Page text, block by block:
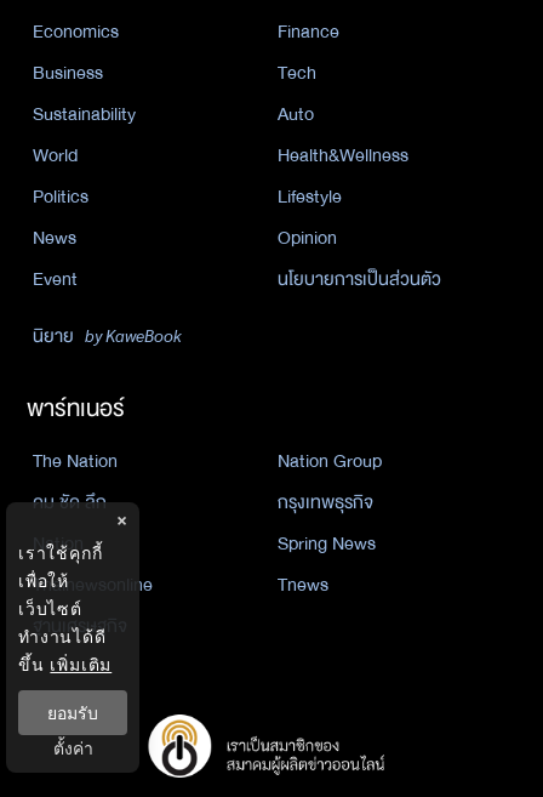
Economics
Finance
Business
Tech
Sustainability
Auto
World
Health&Wellness
Politics
Lifestyle
News
Opinion
Event
นโยบายการเป็นส่วนตัว
นิยาย by KaweBook
พาร์ทเนอร์
The Nation
Nation Group
คม ชัด ลึก
กรุงเทพธุรกิจ
Nation
Spring News
Thainewsonline
Tnews
ฐานเศรษฐกิจ
×
เราใช้คุกกี้
เพื่อให้
เว็บไซต์
ทำงานได้ดี
ขึ้น เพิ่มเติม
ยอมรับ
ตั้งค่า